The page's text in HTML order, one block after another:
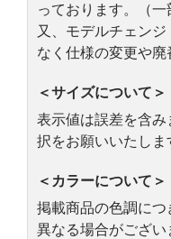
っております。（一
又、モデルチェン
なく仕様の変更や廃
＜サイズについて＞
表示値は誤差を含
択をお願いいたしま
＜カラーについて＞
掲載商品の色調に
異なる場合がござい